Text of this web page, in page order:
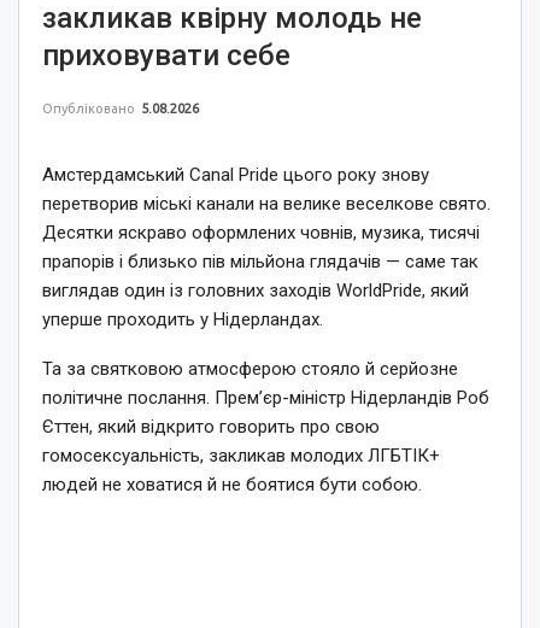
закликав квірну молодь не
приховувати себе
Опубліковано 5.08.2026
Амстердамський Canal Pride цього року знову
перетворив міські канали на велике веселкове свято.
Десятки яскраво оформлених човнів, музика, тисячі
прапорів і близько пів мільйона глядачів — саме так
виглядав один із головних заходів WorldPride, який
уперше проходить у Нідерландах.
Та за святковою атмосферою стояло й серйозне
політичне послання. Прем’єр-міністр Нідерландів Роб
Єттен, який відкрито говорить про свою
гомосексуальність, закликав молодих ЛГБТІК+
людей не ховатися й не боятися бути собою.